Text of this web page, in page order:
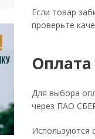
Если товар
проверьте
Оплата
Для выбора
через ПАО
Используются